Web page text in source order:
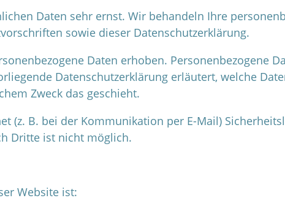
Daten sehr ernst. Wir behandeln Ihre
sowie dieser Datenschutzerklärung.
Daten erhoben. Personenbezogene
Datenschutzerklärung erläutert, welche
Zweck das geschieht.
(z. B. bei der Kommunikation per E-Mail)
Dritte ist nicht möglich.
Website ist: